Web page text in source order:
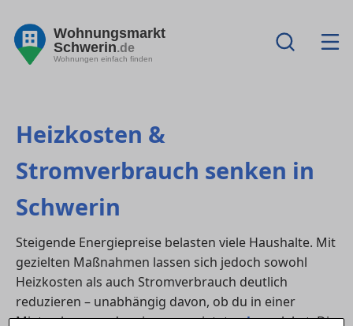
Wohnungsmarkt
Schwerin.de
Wohnungen einfach finden
Heizkosten &
Stromverbrauch senken in
Schwerin
Steigende Energiepreise belasten viele Haushalte. Mit
gezielten Maßnahmen lassen sich jedoch sowohl
Heizkosten als auch Stromverbrauch deutlich
reduzieren – unabhängig davon, ob du in einer
Mietwohnung oder einem gemietetenhauslebst. Die